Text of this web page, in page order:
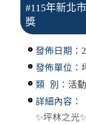
#115年新北
獎
發佈日期：
發佈單位：
類 別： 活
詳細內容：
✨坪林之光